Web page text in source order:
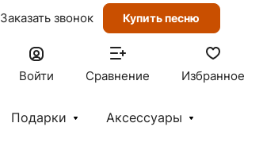
Заказать звонок Купить песню
Войти Сравнение Избранное
Подарки Аксессуары